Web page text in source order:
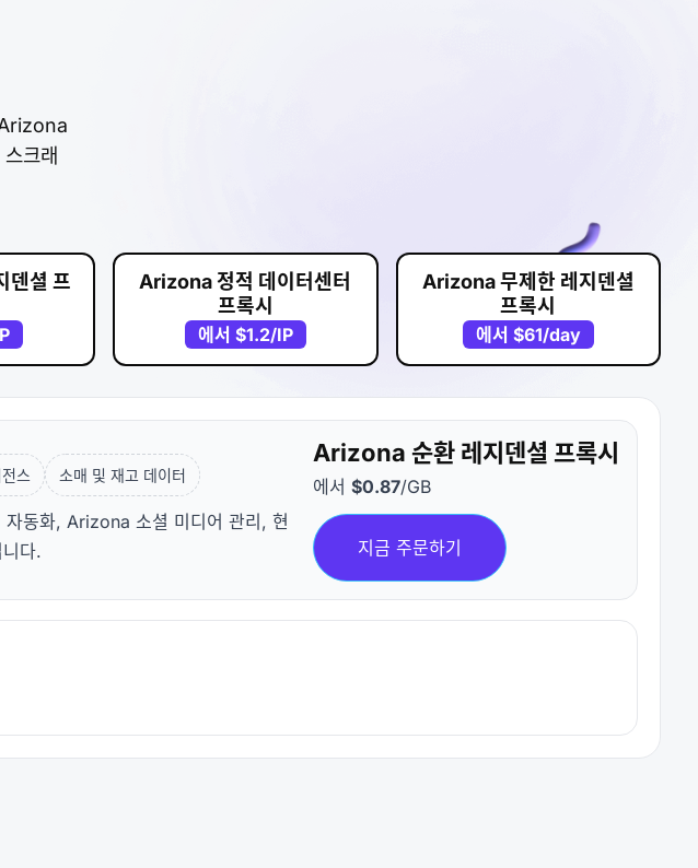
크래
덴셜 프
Arizona 정적 데이터센터
프록시
에서 $1.2/IP
Arizona 무제한 레지덴셜
프록시
에서 $61/day
스 소매 및 재고 데이터
동화, Arizona 소셜 미디어 관리, 현
다.
Arizona 순환 레지덴셜 프록시
에서 $0.87/GB
지금 주문하기